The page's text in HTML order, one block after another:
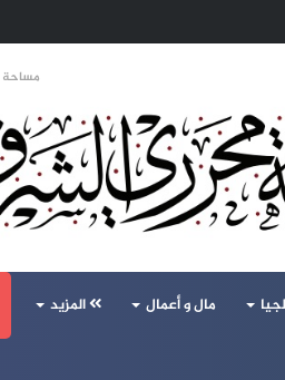
أسئلة جديدة حول ميزان القوى الإقليمي
مساحة
مال و أعمال المزيد